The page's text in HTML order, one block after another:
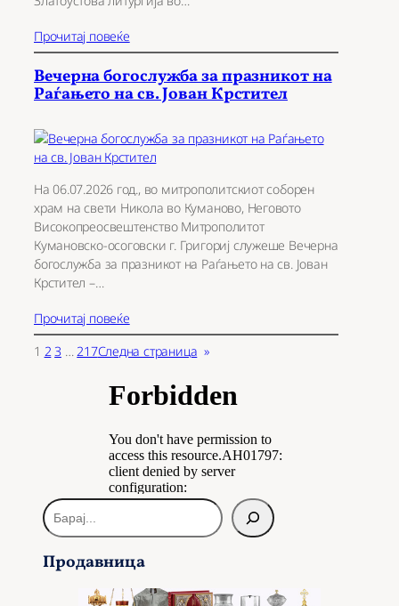
Прочитај повеќе
Вечерна богослужба за празникот на
Раѓањето на св. Јован Крстител
На 06.07.2026 год., во митрополитскиот соборен
храм на свети Никола во Куманово, Неговото
Високопреосвештенство Митрополитот
Кумановско-осоговски г. Григориј служеше Вечерна
богослужба за празникот на Раѓањето на св. Јован
Крстител –…
Прочитај повеќе
1 23 …217Следна страница »
Б
а
а
Продавница